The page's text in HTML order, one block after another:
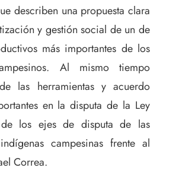
describen una propuesta clara
y gestión social de un de
más importantes de los
Al mismo tiempo
las herramientas y acuerdo
en la disputa de la Ley
los ejes de disputa de las
campesinas frente al
Correa.